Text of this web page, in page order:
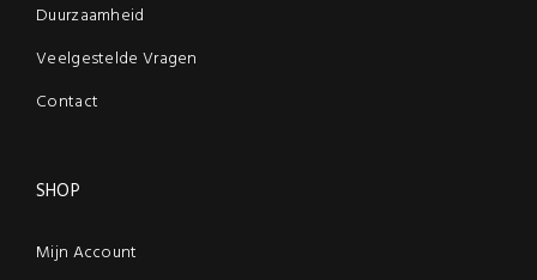
Duurzaamheid
Veelgestelde Vragen
Contact
SHOP
Mijn Account